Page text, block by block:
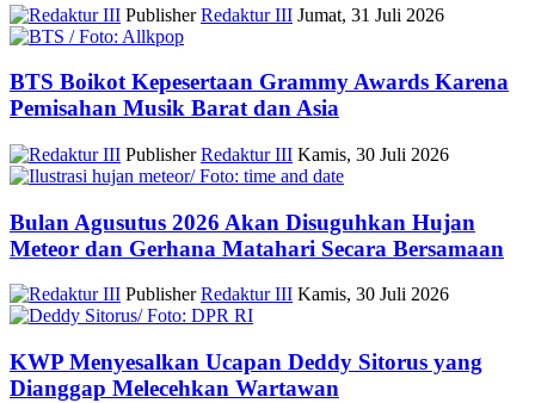
Publisher Redaktur III Jumat, 31 Juli 2026
BTS Boikot Kepesertaan Grammy Awards Karena
Pemisahan Musik Barat dan Asia
Publisher Redaktur III Kamis, 30 Juli 2026
Bulan Agusutus 2026 Akan Disuguhkan Hujan
Meteor dan Gerhana Matahari Secara Bersamaan
Publisher Redaktur III Kamis, 30 Juli 2026
KWP Menyesalkan Ucapan Deddy Sitorus yang
Dianggap Melecehkan Wartawan